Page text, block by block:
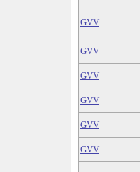
GVV
GVV
GVV
GVV
GVV
GVV